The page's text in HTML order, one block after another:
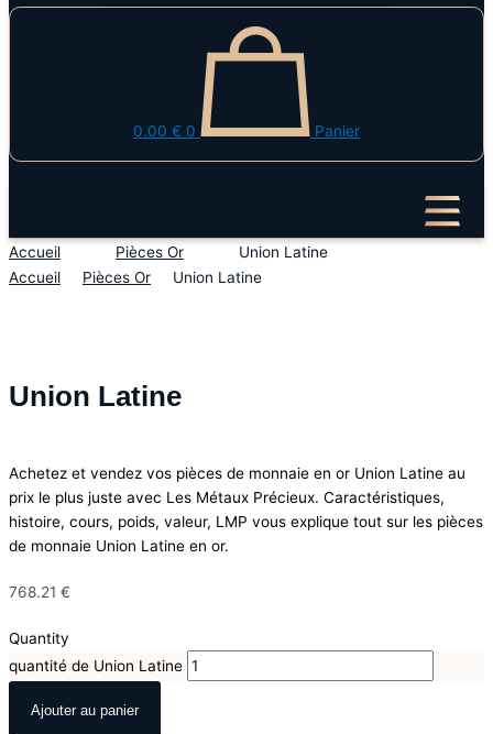
0.00 € 0 Panier
Accueil Pièces Or
Union Latine
Accueil
Pièces Or Union Latine
Union Latine
Achetez et vendez vos pièces de monnaie en or Union Latine au
prix le plus juste avec Les Métaux Précieux. Caractéristiques,
histoire, cours, poids, valeur, LMP vous explique tout sur les pièces
de monnaie Union Latine en or.
768.21 €
Quantity
quantité de Union Latine
Ajouter au panier